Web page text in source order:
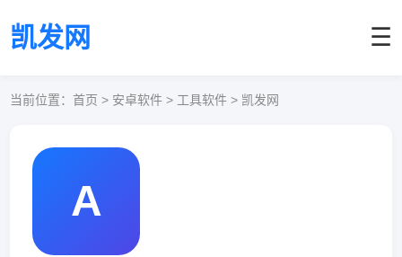
凯发网 ☰
当前位置：首页 > 安卓软件 > 工具软件 > 凯发网
A